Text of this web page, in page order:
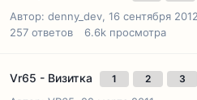
Автор: denny_dev, 16 сентября 2012
257 ответов 6.6k просмотра
Vr65 - Визитка 1 2 3